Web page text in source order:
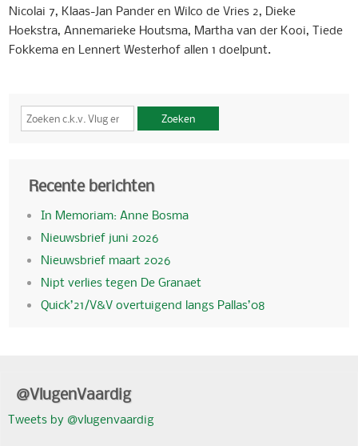
Nicolai 7, Klaas-Jan Pander en Wilco de Vries 2, Dieke
Hoekstra, Annemarieke Houtsma, Martha van der Kooi, Tiede
Fokkema en Lennert Westerhof allen 1 doelpunt.
Zoeken
Recente berichten
In Memoriam: Anne Bosma
Nieuwsbrief juni 2026
Nieuwsbrief maart 2026
Nipt verlies tegen De Granaet
Quick’21/V&V overtuigend langs Pallas’08
@VlugenVaardig
Tweets by @vlugenvaardig